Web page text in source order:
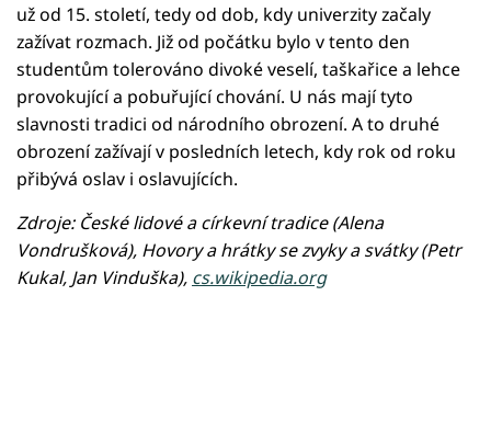
už od 15. století, tedy od dob, kdy univerzity začaly
zažívat rozmach. Již od počátku bylo v tento den
studentům tolerováno divoké veselí, taškařice a lehce
provokující a pobuřující chování. U nás mají tyto
slavnosti tradici od národního obrození. A to druhé
obrození zažívají v posledních letech, kdy rok od roku
přibývá oslav i oslavujících.
Zdroje: České lidové a církevní tradice (Alena
Vondrušková), Hovory a hrátky se zvyky a svátky (Petr
Kukal, Jan Vinduška), cs.wikipedia.org